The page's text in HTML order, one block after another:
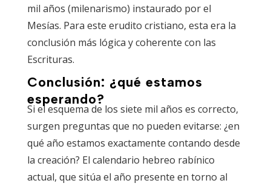
mil años (milenarismo) instaurado por el
Mesías. Para este erudito cristiano, esta era la
conclusión más lógica y coherente con las
Escrituras.
Conclusión: ¿qué estamos
esperando?
Si el esquema de los siete mil años es correcto,
surgen preguntas que no pueden evitarse: ¿en
qué año estamos exactamente contando desde
la creación? El calendario hebreo rabínico
actual, que sitúa el año presente en torno al